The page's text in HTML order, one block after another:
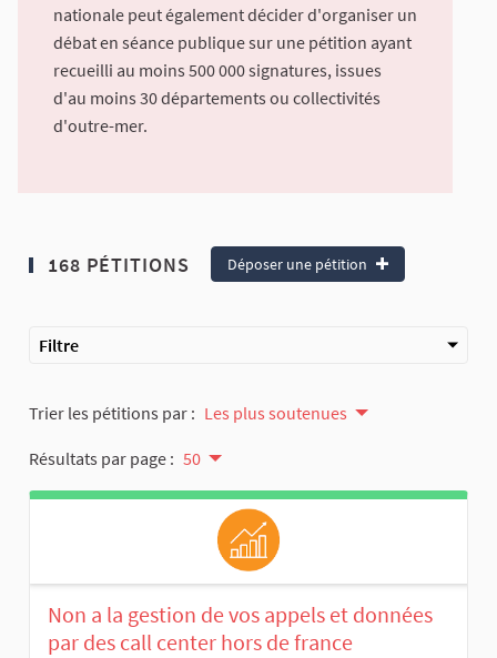
nationale peut également décider d'organiser un
débat en séance publique sur une pétition ayant
recueilli au moins 500 000 signatures, issues
d'au moins 30 départements ou collectivités
d'outre-mer.
168 PÉTITIONS Déposer une pétition
Filtre
Trier les pétitions par : Les plus soutenues
Résultats par page : 50
Non a la gestion de vos appels et données
par des call center hors de france